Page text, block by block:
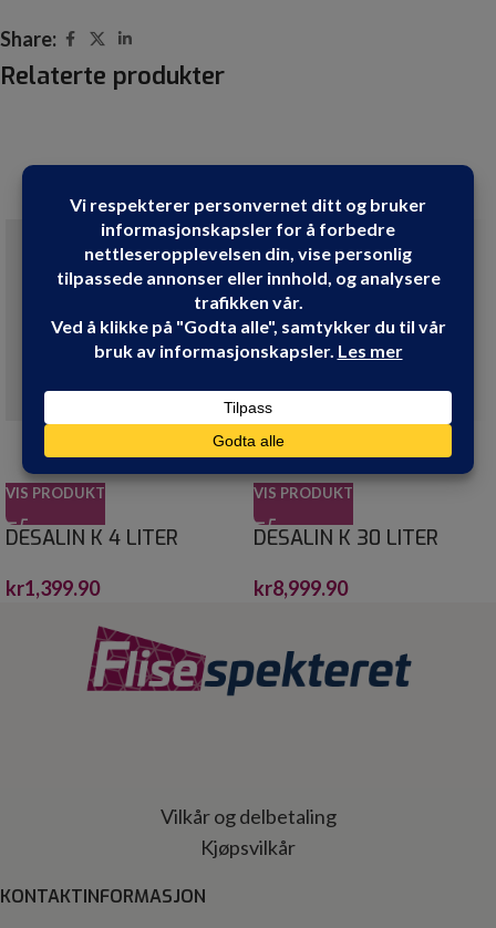
Share:
Relaterte produkter
VIS PRODUKT
DESALIN K 4 LITER
kr1,399.90
VIS PRODUKT
DESALIN K 30 LITER
kr8,999.90
Vilkår og delbetaling
Kjøpsvilkår
KONTAKTINFORMASJON